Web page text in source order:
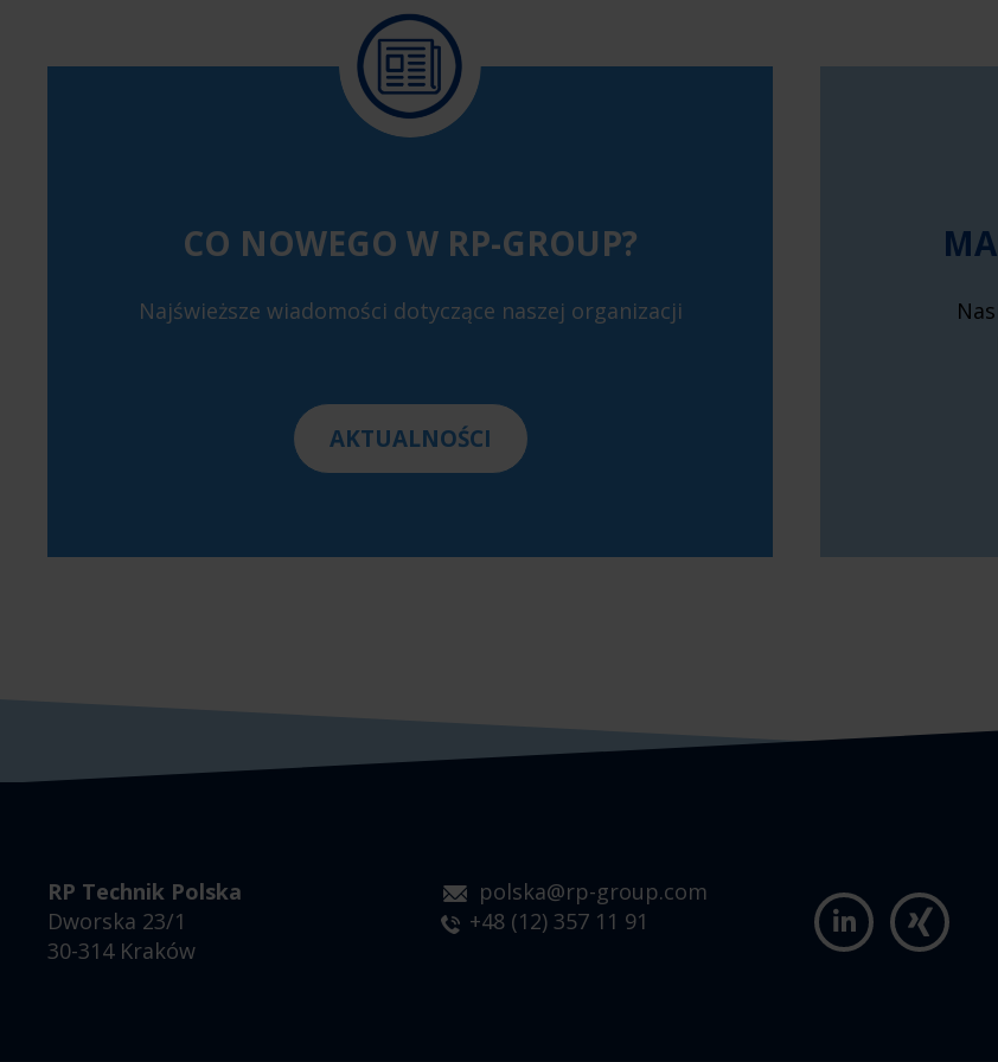
CO NOWEGO W RP-GROUP?
Najświeższe wiadomości dotyczące naszej organizacji
AKTUALNOŚCI
RP Technik Polska
Dworska 23/1
30-314 Kraków
polska@rp-group.com
+48 (12) 357 11 91